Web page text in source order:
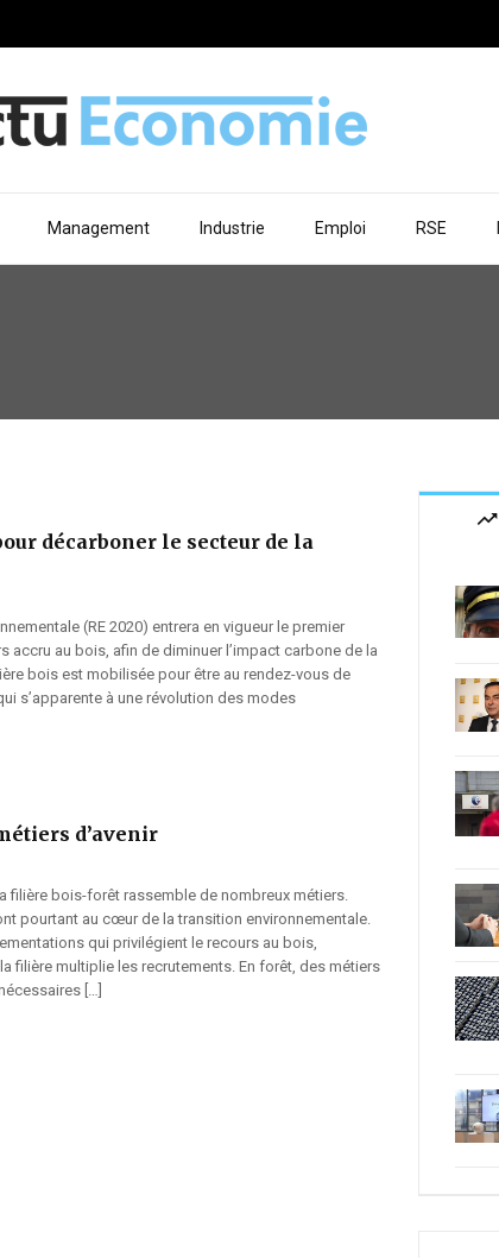
Management Industrie Emploi RSE
décarboner le secteur de la
(RE 2020) entrera en vigueur le premier
accru au bois, afin de diminuer l’impact carbone de la
bois est mobilisée pour être au rendez-vous de
s’apparente à une révolution des modes
d’avenir
filière bois-forêt rassemble de nombreux métiers.
pourtant au cœur de la transition environnementale.
qui privilégient le recours au bois,
filière multiplie les recrutements. En forêt, des métiers
[…]
trending_up